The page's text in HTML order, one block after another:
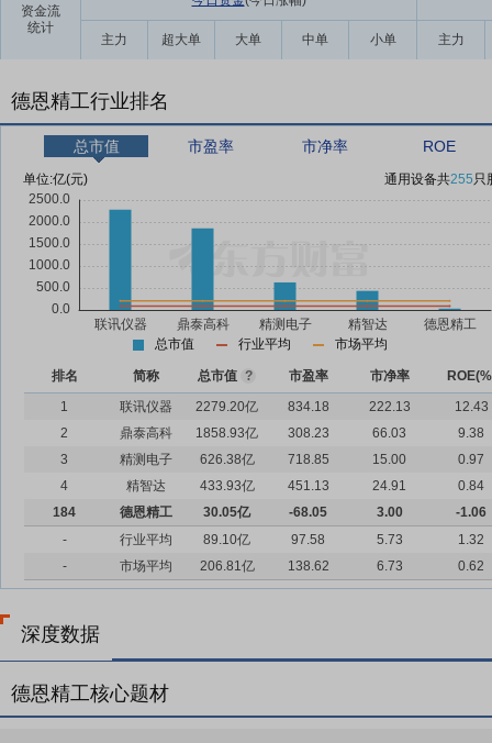
资金流
统计
主力 超大单 大单 中单 小单 主力
德恩精工行业排名
总市值 市盈率 市净率 ROE
单位:亿(元) 通用设备共255只
总市值 行业平均 市场平均
排名 简称 总市值 ? 市盈率 市净率
1
联讯仪器 2279.20亿 834.18 222.13
12.43
2
鼎泰高科 1858.93亿 308.23 66.03
9.38
3
精测电子 626.38亿 718.85 15.00
0.97
4
精智达 433.93亿 451.13 24.91
0.84
184
德恩精工 30.05亿 -68.05 3.00
-1.06
-
行业平均 89.10亿 97.58 5.73
1.32
-
市场平均 206.81亿 138.62 6.73 0.62
深度数据
德恩精工核心题材